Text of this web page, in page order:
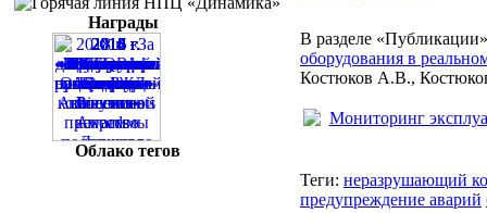
Награды
Облако тегов
В разделе
оборудования в
Костюков А.В.,
Теги: неразрушающий
предупреждение аварий